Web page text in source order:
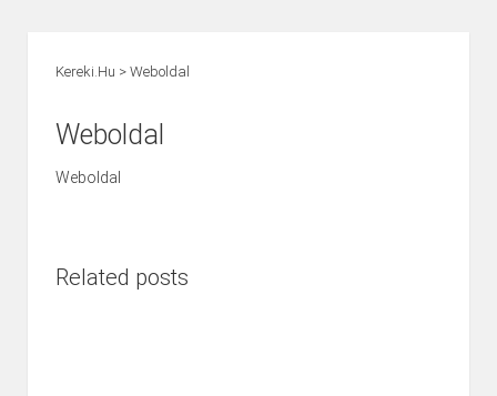
Kereki.hu > Weboldal
Weboldal
Weboldal
Related posts